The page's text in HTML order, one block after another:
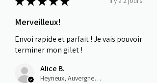
Merveilleux!
Envoi rapide et parfait ! Je vais pouvoir
terminer mon gilet !
Alice B.
Heyrieux, Auvergne-Rhône-Alpes